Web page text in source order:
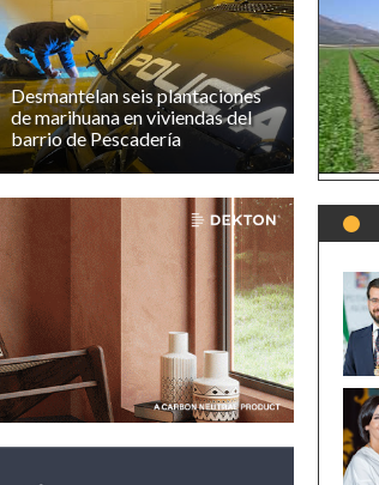
Desmantelan seis plantaciones
de marihuana en viviendas del
barrio de Pescadería